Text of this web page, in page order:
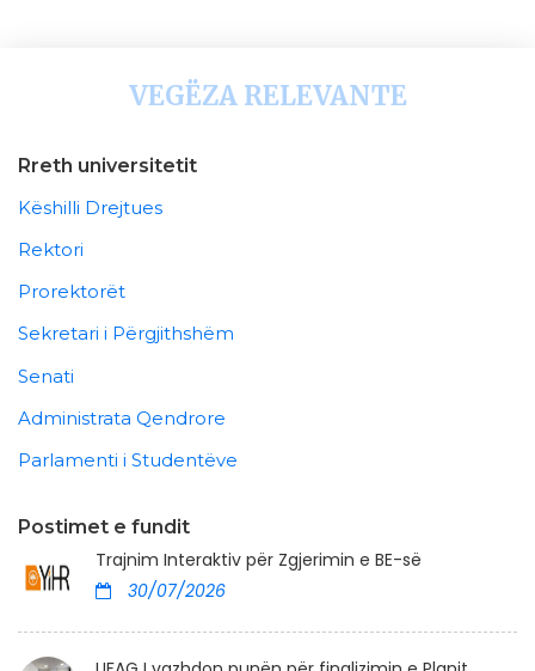
VEGËZA RELEVANTE
Rreth universitetit
Këshilli Drejtues
Rektori
Prorektorët
Sekretari i Përgjithshëm
Senati
Administrata Qendrore
Parlamenti i Studentëve
Postimet e fundit
Trajnim Interaktiv për Zgjerimin e BE-së
30/07/2026